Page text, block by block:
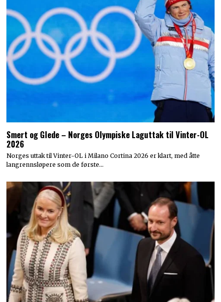
Smert og Glede – Norges Olympiske Laguttak til Vinter-OL
2026
Norges uttak til Vinter-OL i Milano Cortina 2026 er klart, med åtte
langrennsløpere som de første…